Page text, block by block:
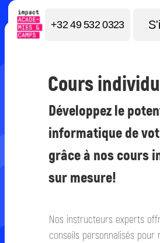
+32 49 532 0323
Cours
Nos instructeurs experts
conseils personnalisés
Développez le
informatique de
grâce à nos cours
sur mesure!